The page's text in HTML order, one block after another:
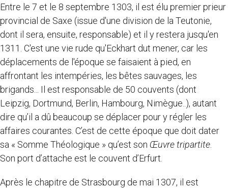
Entre le 7 et le 8 septembre 1303, il est élu premier prieur
provincial de Saxe (issue d'une division de la Teutonie,
dont il sera, ensuite, responsable) et il y restera jusqu'en
1311. C'est une vie rude qu'Eckhart dut mener, car les
déplacements de l'époque se faisaient à pied, en
affrontant les intempéries, les bêtes sauvages, les
brigands... Il est responsable de 50 couvents (dont
Leipzig, Dortmund, Berlin, Hambourg, Nimègue..), autant
dire qu’il a dû beaucoup se déplacer pour y régler les
affaires courantes. C’est de cette époque que doit dater
sa « Somme Théologique » qu’est son Œuvre tripartite
Son port d’attache est le couvent d’Erfurt.
Après le chapitre de Strasbourg de mai 1307, il est